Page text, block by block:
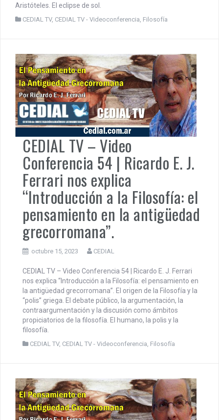
Aristóteles. El eclipse de sol.
CEDIAL TV, CEDIAL TV - Videoconferencia Filosofía
CEDIAL TV – Video
Conferencia 54 | Ricardo E. J.
Ferrari nos explica
“Introducción a la Filosofía: el
pensamiento en la antigüedad
grecorromana”.
octubre 15, 2023 CEDIAL
CEDIAL TV – Video Conferencia 54 | Ricardo E. J. Ferrari
nos explica “Introducción a la Filosofía: el pensamiento en
la antigüedad grecorromana”. El origen de la Filosofía y la
“polis” griega. El debate público, la argumentación, la
contraargumentación y la discusión como ámbitos
propiciatorios de la filosofía. El humano, la polis y la
filosofía.
CEDIAL TV, CEDIAL TV - Videoconferencia Filosofía